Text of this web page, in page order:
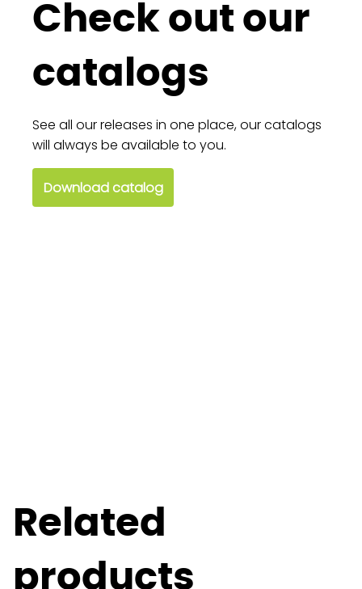
Check out our
catalogs
See all our releases in one place, our catalogs
will always be available to you.
Download catalog
Related
products